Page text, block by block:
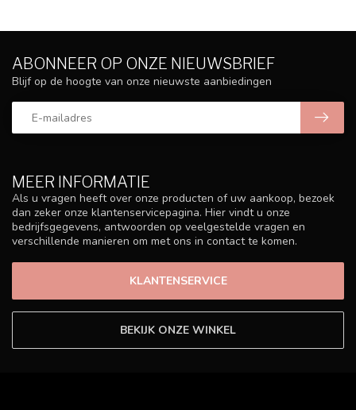
MEER INFORMATIE
Als u vragen heeft over onze producten of uw aankoop, bezoek
dan zeker onze klantenservicepagina. Hier vindt u onze
bedrijfsgegevens, antwoorden op veelgestelde vragen en
verschillende manieren om met ons in contact te komen.
KLANTENSERVICE
BEKIJK ONZE WINKEL
ABONNEER OP ONZE NIEUWSBRIEF
Blijf op de hoogte van onze nieuwste aanbiedingen